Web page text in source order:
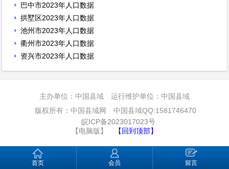
巴中市2023年人口数据
拱墅区2023年人口数据
池州市2023年人口数据
衢州市2023年人口数据
资兴市2023年人口数据
主办单位：中国县域 运行维护单位：中国县域
版权所有：中国县域网 中国县域QQ:1581746470
皖ICP备2023017023号
【电脑版】
【回到顶部】
首页 会员 留言